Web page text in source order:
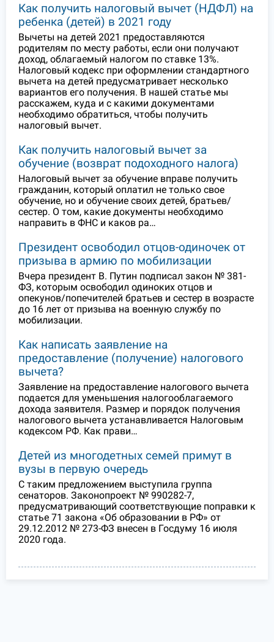
Как получить налоговый вычет (НДФЛ) на
ребенка (детей) в 2021 году
Вычеты на детей 2021 предоставляются
родителям по месту работы, если они получают
доход, облагаемый налогом по ставке 13%.
Налоговый кодекс при оформлении стандартного
вычета на детей предусматривает несколько
вариантов его получения. В нашей статье мы
расскажем, куда и с какими документами
необходимо обратиться, чтобы получить
налоговый вычет.
Как получить налоговый вычет за
обучение (возврат подоходного налога)
Налоговый вычет за обучение вправе получить
гражданин, который оплатил не только свое
обучение, но и обучение своих детей, братьев/
сестер. О том, какие документы необходимо
направить в ФНС и каков ра…
Президент освободил отцов-одиночек от
призыва в армию по мобилизации
Вчера президент В. Путин подписал закон № 381-
ФЗ, которым освободил одиноких отцов и
опекунов/попечителей братьев и сестер в возрасте
до 16 лет от призыва на военную службу по
мобилизации.
Как написать заявление на
предоставление (получение) налогового
вычета?
Заявление на предоставление налогового вычета
подается для уменьшения налогооблагаемого
дохода заявителя. Размер и порядок получения
налогового вычета устанавливается Налоговым
кодексом РФ. Как прави…
Детей из многодетных семей примут в
вузы в первую очередь
С таким предложением выступила группа
сенаторов. Законопроект № 990282-7,
предусматривающий соответствующие поправки к
статье 71 закона «Об образовании в РФ» от
29.12.2012 № 273-ФЗ внесен в Госдуму 16 июля
2020 года.